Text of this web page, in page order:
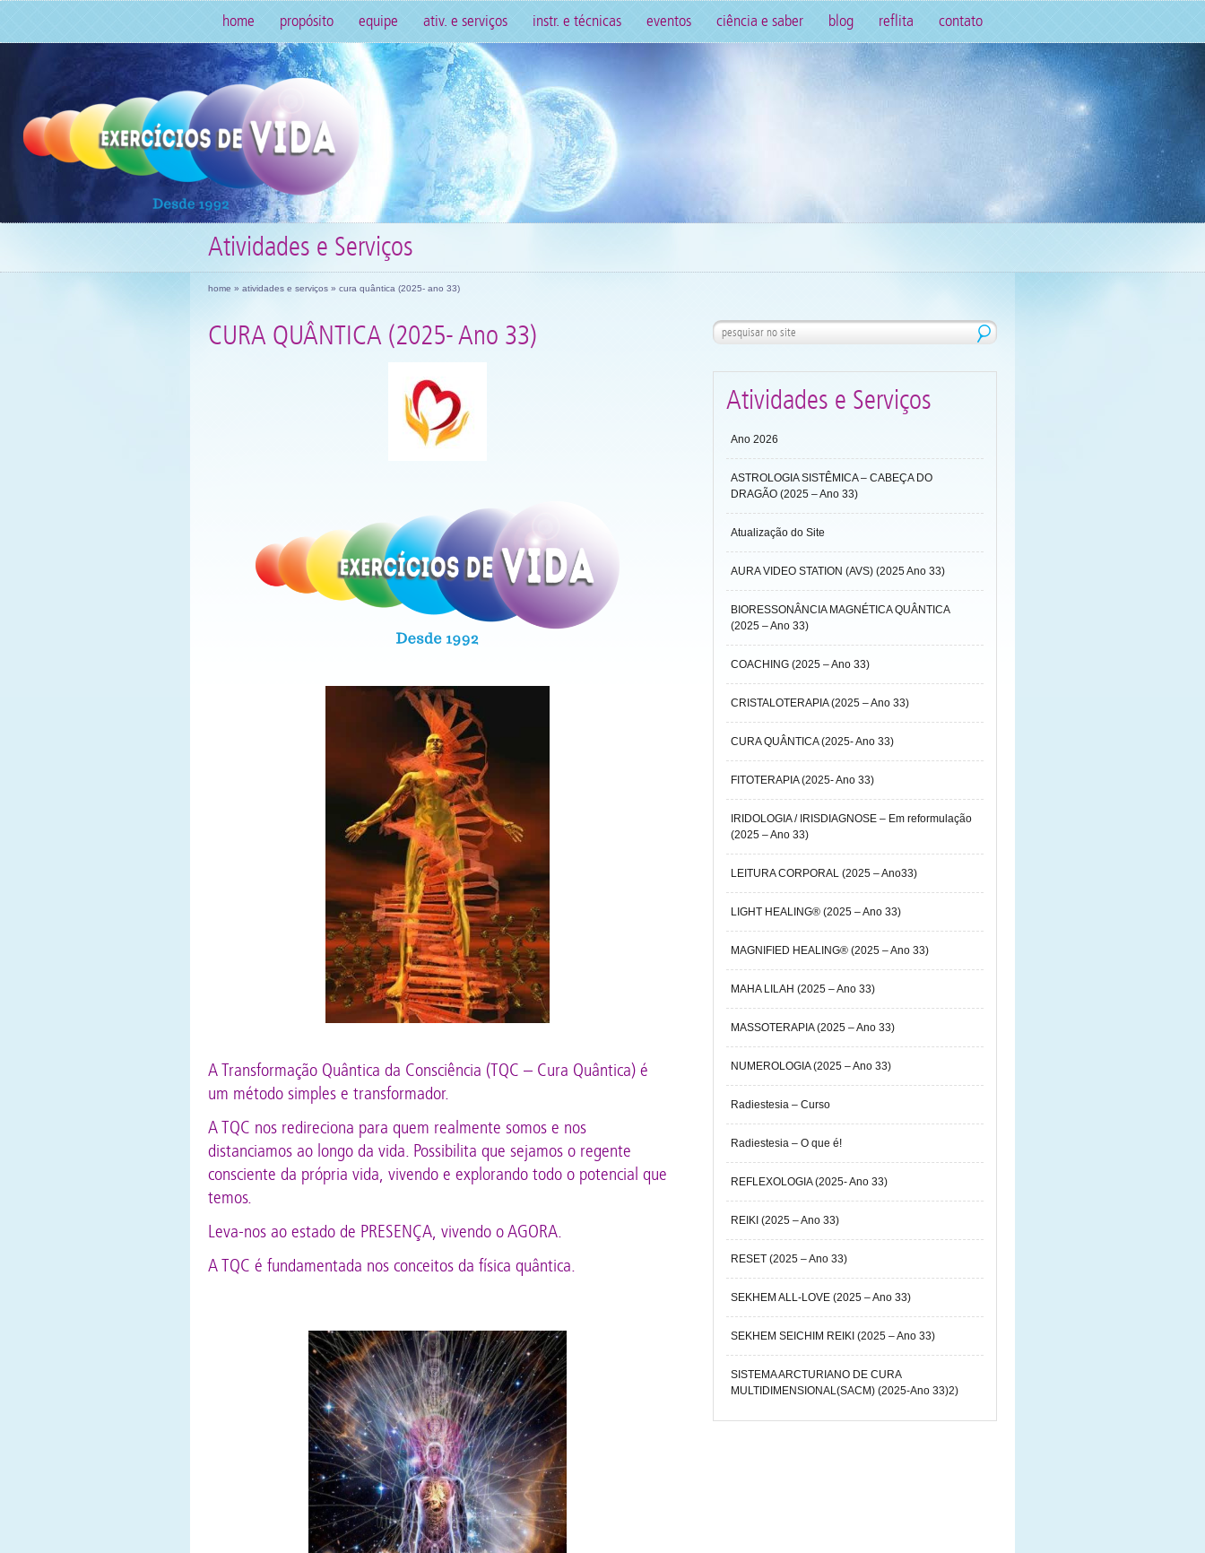
home propósito equipe ativ. e serviços instr. e técnicas eventos ciência e saber blog reflita contato
Atividades e Serviços
home » atividades e serviços » cura quântica (2025- ano 33)
CURA QUÂNTICA (2025- Ano 33)
A Transformação Quântica da Consciência (TQC – Cura Quântica) é
um método simples e transformador.
A TQC nos redireciona para quem realmente somos e nos
distanciamos ao longo da vida. Possibilita que sejamos o regente
consciente da própria vida, vivendo e explorando todo o potencial que
temos.
Leva-nos ao estado de PRESENÇA, vivendo o AGORA.
A TQC é fundamentada nos conceitos da física quântica.
Atividades e Serviços
Ano 2026
ASTROLOGIA SISTÊMICA – CABEÇA DO
DRAGÃO (2025 – Ano 33)
Atualização do Site
AURA VIDEO STATION (AVS) (2025 Ano 33)
BIORESSONÂNCIA MAGNÉTICA QUÂNTICA
(2025 – Ano 33)
COACHING (2025 – Ano 33)
CRISTALOTERAPIA (2025 – Ano 33)
CURA QUÂNTICA (2025- Ano 33)
FITOTERAPIA (2025- Ano 33)
IRIDOLOGIA / IRISDIAGNOSE – Em reformulação
(2025 – Ano 33)
LEITURA CORPORAL (2025 – Ano33)
LIGHT HEALING® (2025 – Ano 33)
MAGNIFIED HEALING® (2025 – Ano 33)
MAHA LILAH (2025 – Ano 33)
MASSOTERAPIA (2025 – Ano 33)
NUMEROLOGIA (2025 – Ano 33)
Radiestesia – Curso
Radiestesia – O que é!
REFLEXOLOGIA (2025- Ano 33)
REIKI (2025 – Ano 33)
RESET (2025 – Ano 33)
SEKHEM ALL-LOVE (2025 – Ano 33)
SEKHEM SEICHIM REIKI (2025 – Ano 33)
SISTEMA ARCTURIANO DE CURA
MULTIDIMENSIONAL(SACM) (2025-Ano 33)2)